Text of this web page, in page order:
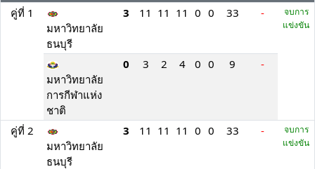
คู่ที่ 1
มหาวิทยาลัย
ธนบุรี
3 11 11 11 0 0 33 -
จบการ
แข่งขัน
มหาวิทยาลัย
การกีฬาแห่ง
ชาติ
0 3 2 4 0 0 9 -
คู่ที่ 2
มหาวิทยาลัย
ธนบุรี
3 11 11 11 0 0 33 -
จบการ
แข่งขัน